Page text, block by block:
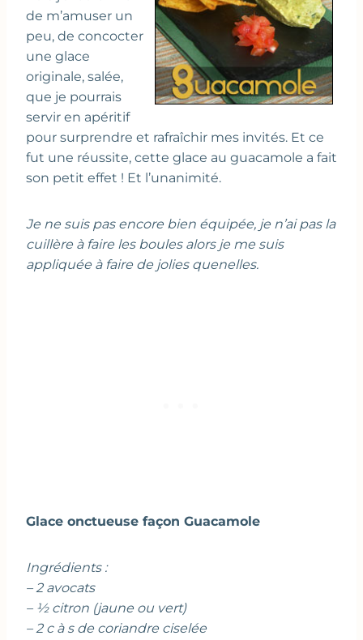
de m’amuser un
peu, de concocter
une glace
originale, salée,
que je pourrais
servir en apéritif
pour surprendre et rafraîchir mes invités. Et ce
fut une réussite, cette glace au guacamole a fait
son petit effet ! Et l’unanimité.
Je ne suis pas encore bien équipée, je n’ai pas la
cuillère à faire les boules alors je me suis
appliquée à faire de jolies quenelles.
Glace onctueuse façon Guacamole
Ingrédients :
– 2 avocats
– ½ citron (jaune ou vert)
– 2 c à s de coriandre ciselée